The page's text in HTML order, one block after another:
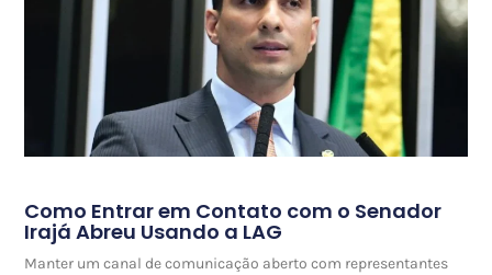
Como Entrar em Contato com o Senador
Irajá Abreu Usando a LAG
Manter um canal de comunicação aberto com representantes